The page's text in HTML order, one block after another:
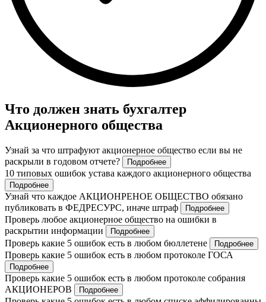
Что должен знать бухгалтер
Акционерного общества
Узнай за что штрафуют акционерное общество если вы не
раскрыли в годовом отчете?
Подробнее
10 типовых ошибок устава каждого акционерного общества
Подробнее
Узнай что каждое АКЦИОНРЕНОЕ ОБЩЕСТВО обязано
публиковать в ФЕДРЕСУРС, иначе штраф
Подробнее
Проверь любое акционерное общество на ошибки в
раскрытии информации
Подробнее
Проверь какие 5 ошибок есть в любом бюллетене Подробнее
Проверь какие 5 ошибок есть в любом протоколе ГОСА
Подробнее
Проверь какие 5 ошибок есть в любом протоколе собрания
АКЦИОНЕРОВ
Подробнее